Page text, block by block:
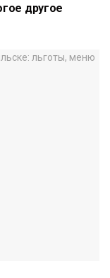
другое